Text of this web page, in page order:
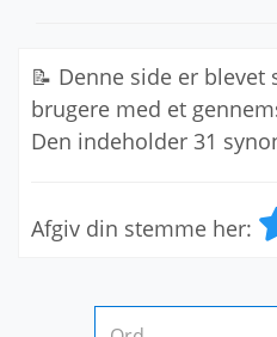
📝 Denne side er blevet
brugere med et
Den indeholder 31
Afgiv din stemme her: